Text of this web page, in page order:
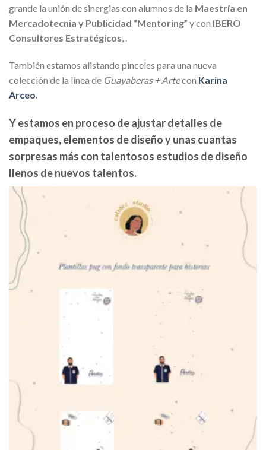
grande la unión de sinergias con alumnos de la Maestría en
Mercadotecnia y Publicidad “Mentoring” y con IBERO
Consultores Estratégicos, .
También estamos alistando pinceles para una nueva
colección de la línea de Guayaberas + Artecon Karina
Arceo.
Y estamos en proceso de ajustar detalles de
empaques, elementos de diseño y unas cuantas
sorpresas más con talentosos estudios de diseño
llenos de nuevos talentos.